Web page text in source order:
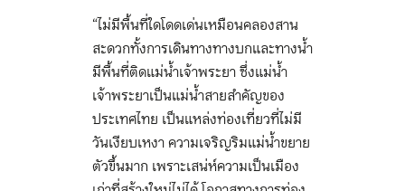
“ไม่มีพื้นที่ใดโดดเด่นเหมือนคลองสาน
สะดวกทั้งการเดินทางทางบกและทางน้ำ
มีพื้นที่ติดแม่น้ำเจ้าพระยา ซึ่งแม่น้ำ
เจ้าพระยาเป็นแม่น้ำสายสำคัญของ
ประเทศไทย เป็นแหล่งท่องเที่ยวที่ไม่มี
วันเงียบเหงา ความเจริญริมแม่น้ำขยาย
ตัวขึ้นมาก เพราะเสน่ห์ความเป็นเมือง